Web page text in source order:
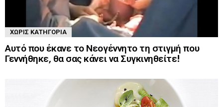
ΧΩΡΊΣ ΚΑΤΗΓΟΡΊΑ
Αυτό που έκανε το Νεογέννητο τη στιγμή που
Γεννήθηκε, θα σας κάνει να Συγκινηθείτε!